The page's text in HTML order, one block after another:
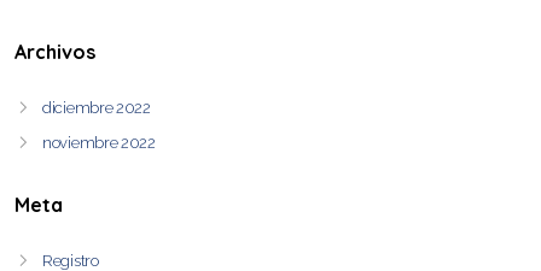
Archivos
diciembre 2022
noviembre 2022
Meta
Registro